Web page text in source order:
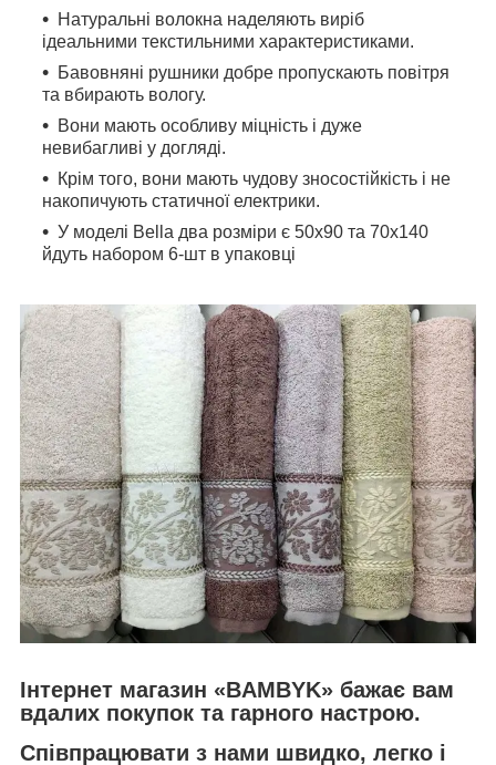
Натуральні волокна наделяють виріб
ідеальними текстильними характеристиками.
Бавовняні рушники добре пропускають повітря
та вбирають вологу.
Вони мають особливу міцність і дуже
невибагливі у догляді.
Крім того, вони мають чудову зносостійкість і не
накопичують статичної електрики.
У моделі Bella два розміри є 50x90 та 70x140
йдуть набором 6-шт в упаковці
Інтернет магазин «BAMBYK» бажає вам
вдалих покупок та гарного настрою.
Співпрацювати з нами швидко, легко і